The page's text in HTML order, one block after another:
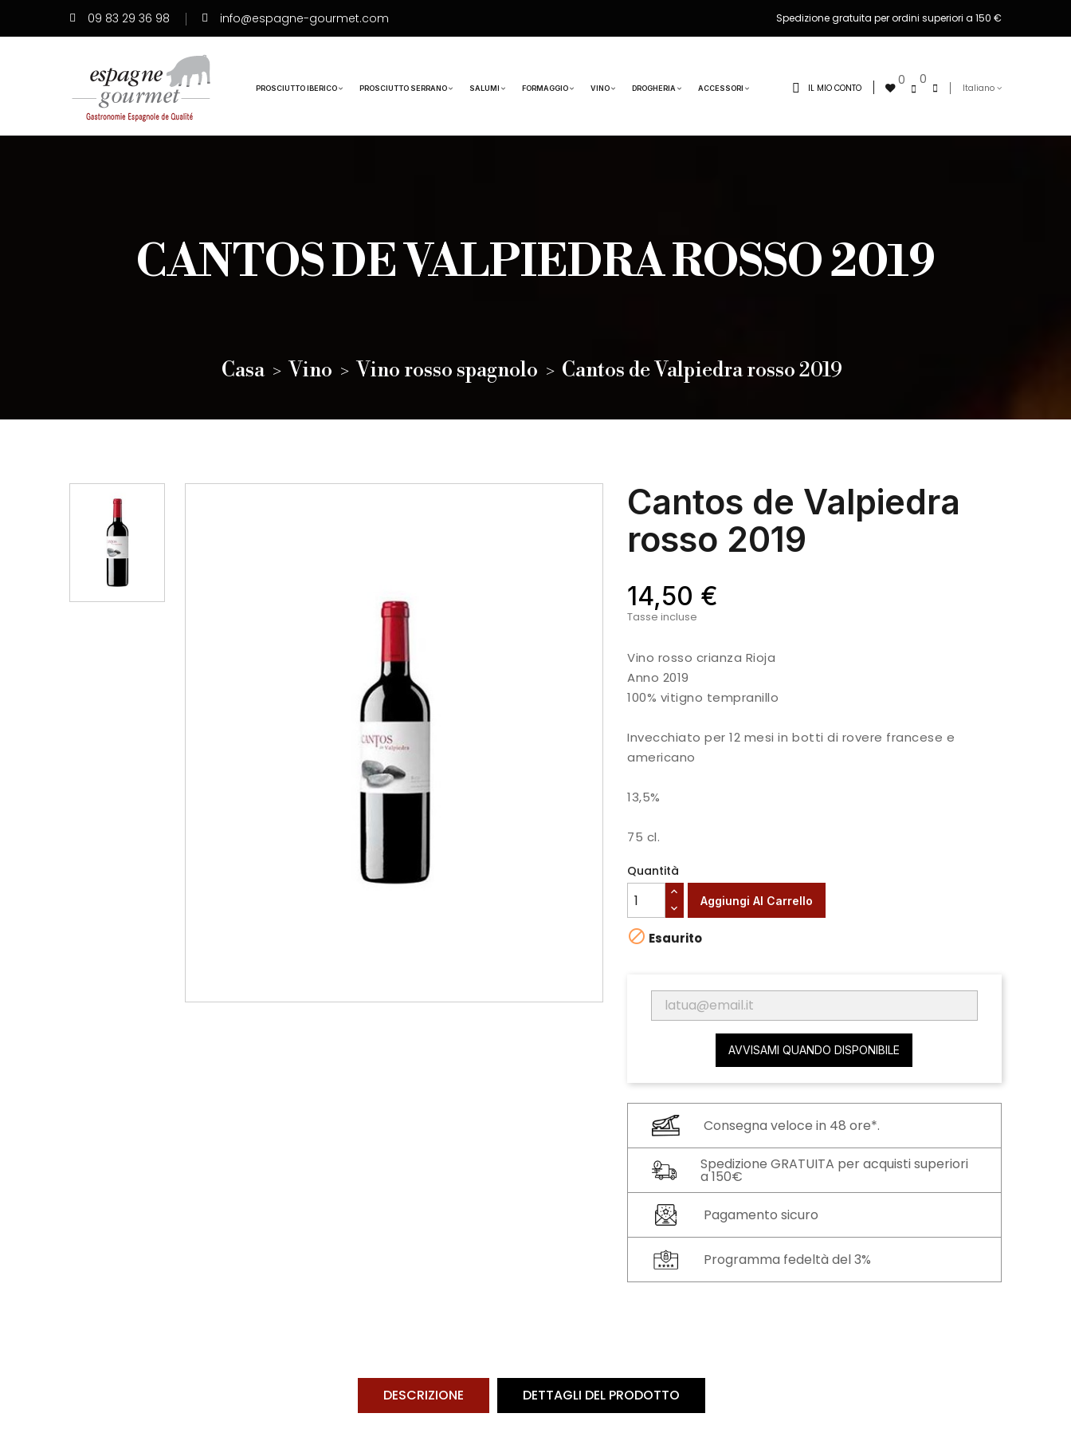
09 83 29 36 98 info@espagne-gourmet.com Spedizione gratuita per ordini superiori a 150 €
PROSCIUTTO IBERICO PROSCIUTTO SERRANO SALUMI FORMAGGIO VINO DROGHERIA ACCESSORI Italiano
0
0
IL MIO CONTO
CANTOS DE VALPIEDRA ROSSO 2019
Casa Vino Vino rosso spagnolo Cantos de Valpiedra rosso 2019
Cantos de Valpiedra
rosso 2019
14,50 €
Tasse incluse
Vino rosso crianza Rioja
Anno 2019
100% vitigno tempranillo
Invecchiato per 12 mesi in botti di rovere francese e
americano
13,5%
75 cl.
Quantità
Aggiungi Al Carrello
 Esaurito
AVVISAMI QUANDO DISPONIBILE
Consegna veloce in 48 ore*.
Spedizione GRATUITA per acquisti superiori
a 150€
Pagamento sicuro
Programma fedeltà del 3%
DESCRIZIONE DETTAGLI DEL PRODOTTO